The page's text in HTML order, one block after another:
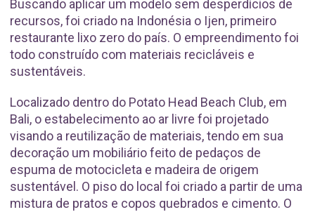
Buscando aplicar um modelo sem desperdícios de
recursos, foi criado na Indonésia o Ijen, primeiro
restaurante lixo zero do país. O empreendimento foi
todo construído com materiais recicláveis e
sustentáveis.
Localizado dentro do Potato Head Beach Club, em
Bali, o estabelecimento ao ar livre foi projetado
visando a reutilização de materiais, tendo em sua
decoração um mobiliário feito de pedaços de
espuma de motocicleta e madeira de origem
sustentável. O piso do local foi criado a partir de uma
mistura de pratos e copos quebrados e cimento. O